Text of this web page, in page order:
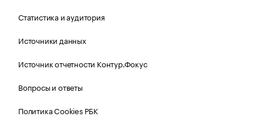
Статистика и аудитория
Источники данных
Источник отчетности Контур.Фокус
Вопросы и ответы
Политика Cookies РБК